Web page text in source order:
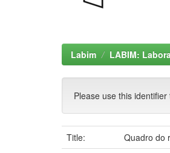
Labim LABIM:
Please use this
Title:
Quadro do